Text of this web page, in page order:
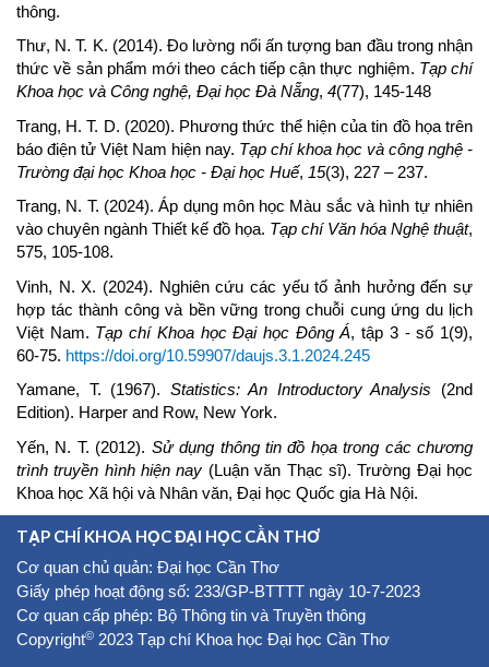
thông.
Thư, N. T. K. (2014). Đo lường nổi ấn tượng ban đầu trong nhận
thức về sản phẩm mới theo cách tiếp cận thực nghiệm. Tạp chí
Khoa học và Công nghệ, Đại học Đà Nẵng, 4(77), 145-148
Trang, H. T. D. (2020). Phương thức thể hiện của tin đồ họa trên
báo điện tử Việt Nam hiện nay. Tạp chí khoa học và công nghệ -
Trường đại học Khoa học - Đại học Huế, 15(3), 227 – 237.
Trang, N. T. (2024). Áp dụng môn học Màu sắc và hình tự nhiên
vào chuyên ngành Thiết kế đồ họa. Tạp chí Văn hóa Nghệ thuật,
575, 105-108.
Vinh, N. X. (2024). Nghiên cứu các yếu tố ảnh hưởng đến sự
hợp tác thành công và bền vững trong chuỗi cung ứng du lịch
Việt Nam. Tạp chí Khoa học Đại học Đông Á, tập 3 - số 1(9),
60-75. https://doi.org/10.59907/daujs.3.1.2024.245
Yamane, T. (1967). Statistics: An Introductory Analysis (2nd
Edition). Harper and Row, New York.
Yến, N. T. (2012). Sử dụng thông tin đồ họa trong các chương
trình truyền hình hiện nay (Luận văn Thạc sĩ). Trường Đại học
Khoa học Xã hội và Nhân văn, Đại học Quốc gia Hà Nội.
TẠP CHÍ KHOA HỌC ĐẠI HỌC CẦN THƠ
Cơ quan chủ quản: Đại học Cần Thơ
Giấy phép hoạt động số: 233/GP-BTTTT ngày 10-7-2023
Cơ quan cấp phép: Bộ Thông tin và Truyền thông
Copyright© 2023 Tạp chí Khoa học Đại học Cần Thơ